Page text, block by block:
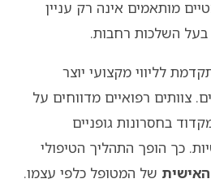
מותאמים אינה רק עניין
בעל השלכות רחבות.
לליווי מקצועי יוצר
צוותים רפואיים מדווחים על
בחסרונות גופניים
כך הופך התהליך הטיפולי
של המטופל כלפי עצמו.